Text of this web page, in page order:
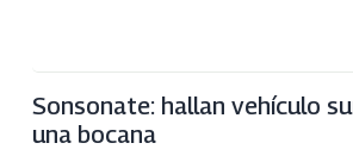
Sonsonate: hallan vehículo
una bocana